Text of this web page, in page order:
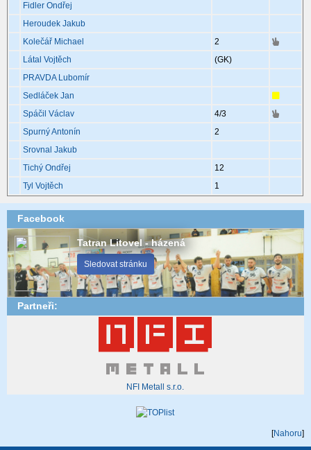
Fidler Ondřej
Heroudek Jakub
Kolečář Michael
2
Látal Vojtěch
(GK)
PRAVDA Lubomír
Sedláček Jan
Spáčil Václav
4/3
Spurný Antonín
2
Srovnal Jakub
Tichý Ondřej
12
Tyl Vojtěch
1
Facebook
Tatran Litovel - házená
Sledovat stránku
Partneři:
NFI Metall s.r.o.
[Nahoru]